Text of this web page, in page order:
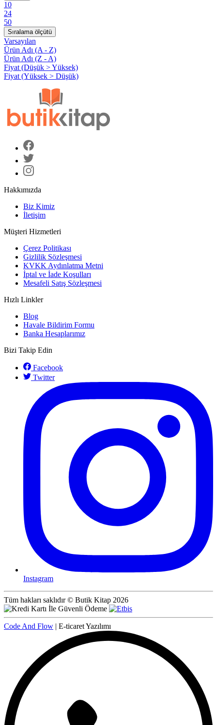
10
24
50
Sıralama ölçütü
Varsayılan
Ürün Adı (A - Z)
Ürün Adı (Z - A)
Fiyat (Düşük > Yüksek)
Fiyat (Yüksek > Düşük)
Hakkımızda
Biz Kimiz
İletişim
Müşteri Hizmetleri
Çerez Politikası
Gizlilik Sözleşmesi
KVKK Aydınlatma Metni
İptal ve İade Koşulları
Mesafeli Satış Sözleşmesi
Hızlı Linkler
Blog
Havale Bildirim Formu
Banka Hesaplarımız
Bizi Takip Edin
Facebook
Twitter
Instagram
Tüm hakları saklıdır © Butik Kitap 2026
Code And Flow | E-ticaret Yazılımı